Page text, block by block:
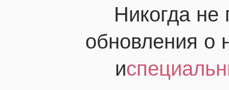
Никогда не
обновления о
и